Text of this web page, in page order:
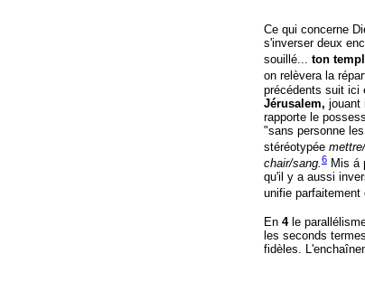
Ce qui concerne
s'inverser deux
souillé... ton
on relèvera la
précédents suit ici
Jérusalem, jouant
rapporte le
"sans personne
stéréotypée
chair/sang.6 Mis á
qu'il y a aussi
unifie parfaitement
En 4le
les seconds
fidèles.